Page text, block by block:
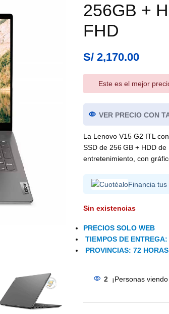
256GB +
FHD
S/2,170.00
Este es el mejor
VER PRECIO CON
La Lenovo V15 G2 ITL
SSD de 256 GB + HDD
entretenimiento, con
Financia tus
Sin existencias
PRECIOS SOLO WEB
TIEMPOS DE
PROVINCIAS: 72
2 ¡Personas